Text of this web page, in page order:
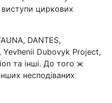
циркових
DANTES,
Yevhenii Dubovyk Project,
та інші. До того ж
несподіваних